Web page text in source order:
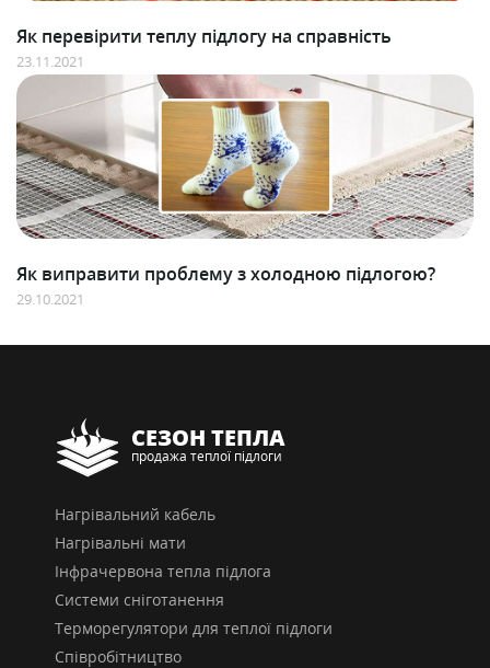
Як перевірити теплу підлогу на справність
23.11.2021
Як виправити проблему з холодною підлогою?
29.10.2021
СЕЗОН ТЕПЛА
продажа теплої підлоги
Нагрівальний кабель
Нагрівальні мати
Інфрачервона тепла підлога
Системи сніготанення
Терморегулятори для теплої підлоги
Співробітництво